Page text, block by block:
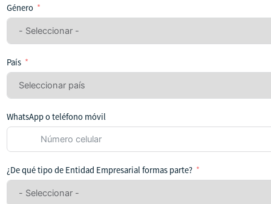
Género
País
WhatsApp o teléfono móvil
¿De qué tipo de Entidad Empresarial formas parte?